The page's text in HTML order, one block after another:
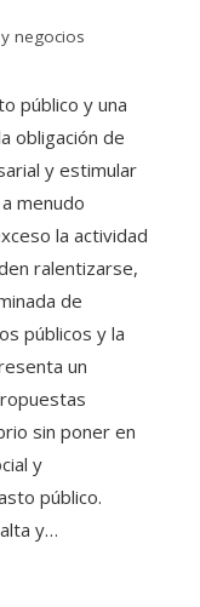
negocios
público y una
obligación de
y estimular
menudo
la actividad
ralentizarse,
de
públicos y la
un
sin poner en
y
público.
y…